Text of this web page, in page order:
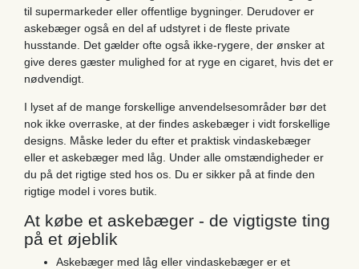
til supermarkeder eller offentlige bygninger. Derudover er
askebæger også en del af udstyret i de fleste private
husstande. Det gælder ofte også ikke-rygere, der ønsker at
give deres gæster mulighed for at ryge en cigaret, hvis det er
nødvendigt.
I lyset af de mange forskellige anvendelsesområder bør det
nok ikke overraske, at der findes askebæger i vidt forskellige
designs. Måske leder du efter et praktisk vindaskebæger
eller et askebæger med låg. Under alle omstændigheder er
du på det rigtige sted hos os. Du er sikker på at finde den
rigtige model i vores butik.
At købe et askebæger - de vigtigste ting
på et øjeblik
Askebæger med låg eller vindaskebæger er et